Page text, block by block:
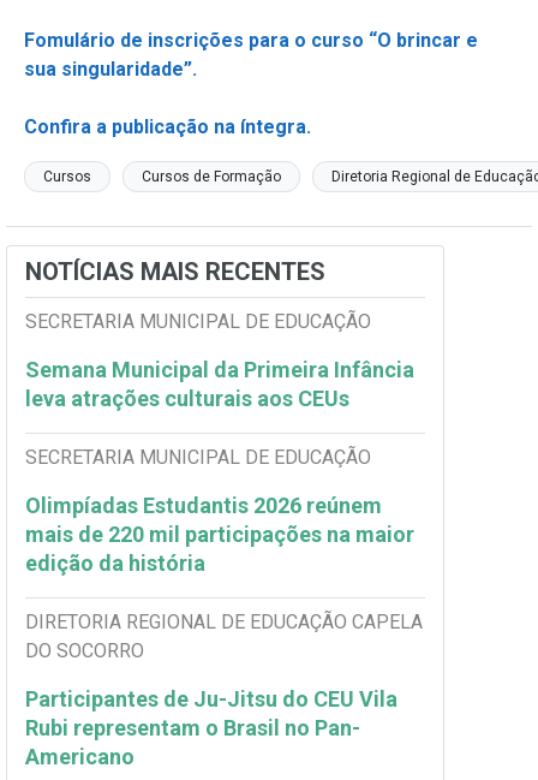
Fomulário de inscrições para o curso “O brincar e
sua singularidade”.
Confira a publicação na íntegra.
Cursos Cursos de Formação Diretoria Regional de
NOTÍCIAS MAIS RECENTES
SECRETARIA MUNICIPAL DE EDUCAÇÃO
Semana Municipal da Primeira Infância
leva atrações culturais aos CEUs
SECRETARIA MUNICIPAL DE EDUCAÇÃO
Olimpíadas Estudantis 2026 reúnem
mais de 220 mil participações na maior
edição da história
DIRETORIA REGIONAL DE EDUCAÇÃO CAPELA
DO SOCORRO
Participantes de Ju-Jitsu do CEU Vila
Rubi representam o Brasil no Pan-
Americano